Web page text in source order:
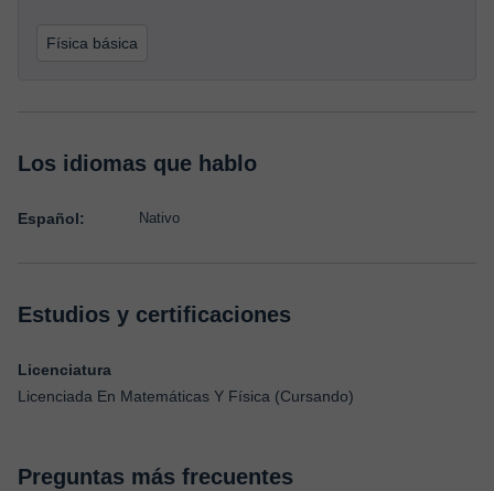
Física básica
Los idiomas que hablo
Español: Nativo
Estudios y certificaciones
Licenciatura
Licenciada En Matemáticas Y Física (Cursando)
Preguntas más frecuentes